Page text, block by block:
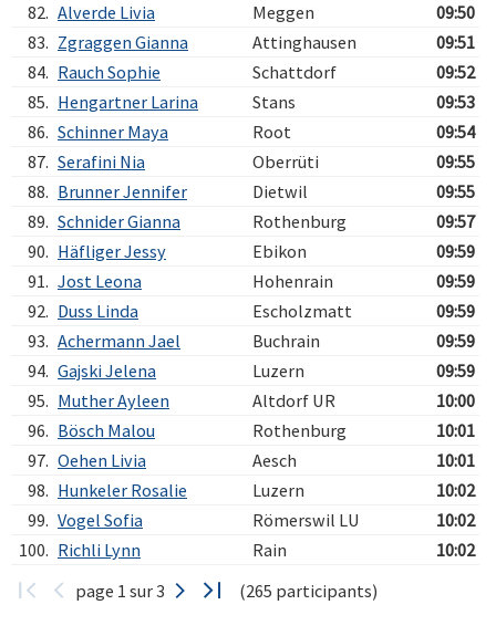
82. Alverde Livia Meggen
09:50
83. Zgraggen Gianna Attinghausen
09:51
84. Rauch Sophie Schattdorf
09:52
85. Hengartner Larina Stans
09:53
86. Schinner Maya Root
09:54
87. Serafini Nia Oberrüti
09:55
88. Brunner Jennifer Dietwil
09:55
89. Schnider Gianna Rothenburg
09:57
90. Häfliger Jessy Ebikon
09:59
91. Jost Leona Hohenrain
09:59
92. Duss Linda Escholzmatt
09:59
93. Achermann Jael Buchrain
09:59
94. Gajski Jelena Luzern
09:59
95. Muther Ayleen Altdorf UR
10:00
96. Bösch Malou Rothenburg
10:01
97. Oehen Livia Aesch
10:01
98. Hunkeler Rosalie Luzern
10:02
99. Vogel Sofia Römerswil LU
10:02
100. Richli Lynn Rain
10:02
page 1 sur 3
(265 participants)